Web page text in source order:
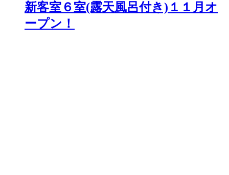
新客室６室(露天風呂付き)１１月オ
ープン！